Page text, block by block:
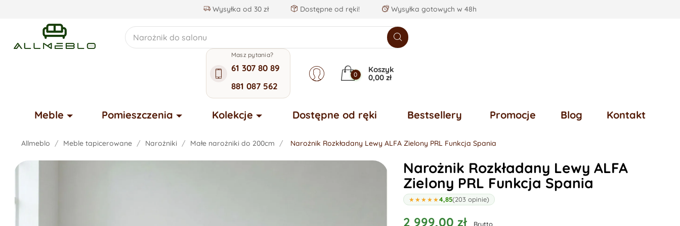
Wysyłka od 30 zł Dostępne od ręki! Wysyłka gotowych w 48h
Masz pytania?
61 307 80 89
881 087 562
0
Koszyk
0,00 zł
Meble Pomieszczenia Kolekcje Dostępne od ręki Bestsellery Promocje Blog Kontakt
Allmeblo Meble tapicerowane Narożniki Małe narożniki do 200cm Narożnik Rozkładany Lewy ALFA Zielony PRL Funkcja Spania
Narożnik Rozkładany Lewy ALFA
Zielony PRL Funkcja Spania
★★★★★4,85(203 opinie)
2 999,00 zł Brutto